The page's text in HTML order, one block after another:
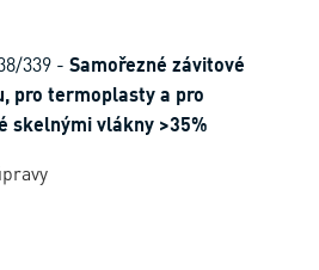
339 - Samořezné závitové
pro termoplasty a pro
skelnými vlákny >35%